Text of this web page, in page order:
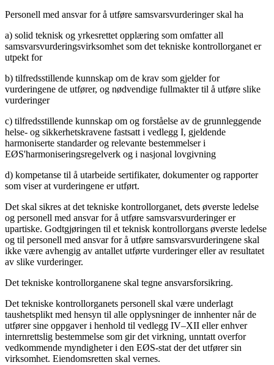
Personell med ansvar for å utføre samsvarsvurderinger skal ha
a) solid teknisk og yrkesrettet opplæring som omfatter all
samsvarsvurderingsvirksomhet som det tekniske kontrollorganet er
utpekt for
b) tilfredsstillende kunnskap om de krav som gjelder for
vurderingene de utfører, og nødvendige fullmakter til å utføre slike
vurderinger
c) tilfredsstillende kunnskap om og forståelse av de grunnleggende
helse- og sikkerhetskravene fastsatt i vedlegg I, gjeldende
harmoniserte standarder og relevante bestemmelser i
EØS'harmoniseringsregelverk og i nasjonal lovgivning
d) kompetanse til å utarbeide sertifikater, dokumenter og rapporter
som viser at vurderingene er utført.
Det skal sikres at det tekniske kontrollorganet, dets øverste ledelse
og personell med ansvar for å utføre samsvarsvurderinger er
upartiske. Godtgjøringen til et teknisk kontrollorgans øverste ledelse
og til personell med ansvar for å utføre samsvarsvurderingene skal
ikke være avhengig av antallet utførte vurderinger eller av resultatet
av slike vurderinger.
Det tekniske kontrollorganene skal tegne ansvarsforsikring.
Det tekniske kontrollorganets personell skal være underlagt
taushetsplikt med hensyn til alle opplysninger de innhenter når de
utfører sine oppgaver i henhold til vedlegg IV–XII eller enhver
internrettslig bestemmelse som gir det virkning, unntatt overfor
vedkommende myndigheter i den EØS-stat der det utfører sin
virksomhet. Eiendomsretten skal vernes.